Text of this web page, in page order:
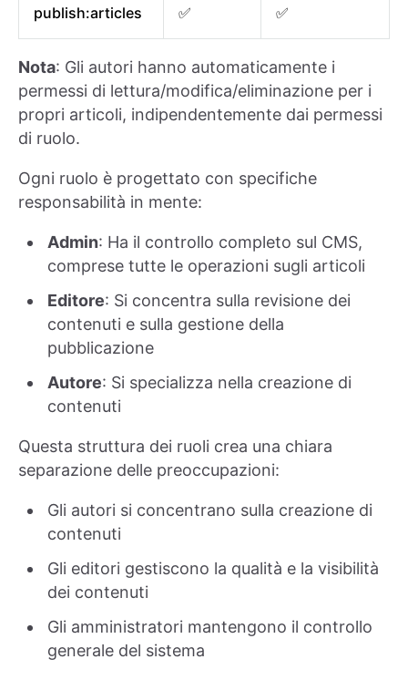
publish:articles ✅ ✅
Nota: Gli autori hanno automaticamente i
permessi di lettura/modifica/eliminazione per i
propri articoli, indipendentemente dai permessi
di ruolo.
Ogni ruolo è progettato con specifiche
responsabilità in mente:
Admin: Ha il controllo completo sul CMS,
comprese tutte le operazioni sugli articoli
Editore: Si concentra sulla revisione dei
contenuti e sulla gestione della
pubblicazione
Autore: Si specializza nella creazione di
contenuti
Questa struttura dei ruoli crea una chiara
separazione delle preoccupazioni:
Gli autori si concentrano sulla creazione di
contenuti
Gli editori gestiscono la qualità e la visibilità
dei contenuti
Gli amministratori mantengono il controllo
generale del sistema